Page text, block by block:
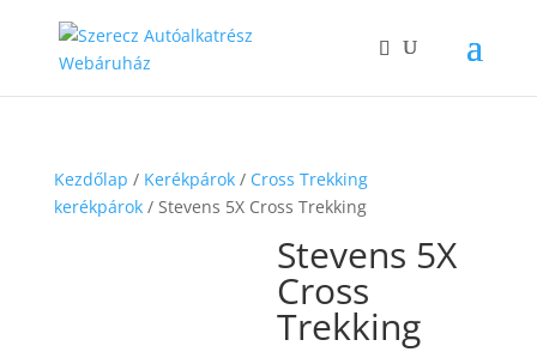
Kezdőlap / Kerékpárok/ Cross Trekking
kerékpárok/ Stevens 5X Cross Trekking
Stevens 5X
Cross
Trekking